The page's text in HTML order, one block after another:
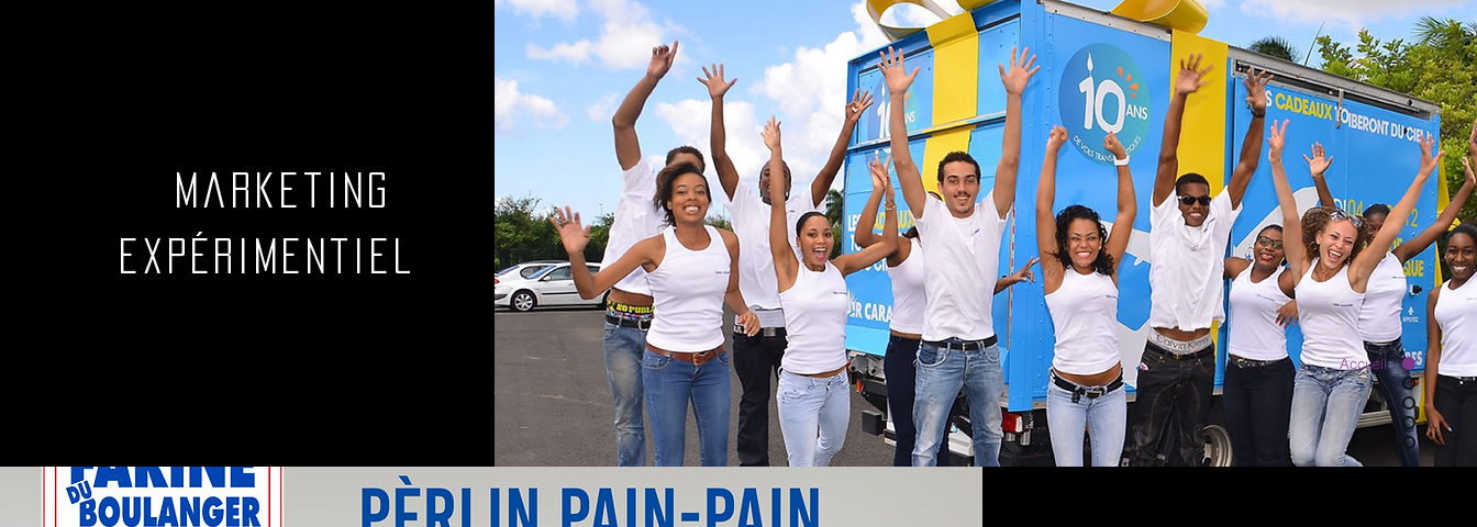
Accueil
marketing
expérimentiel